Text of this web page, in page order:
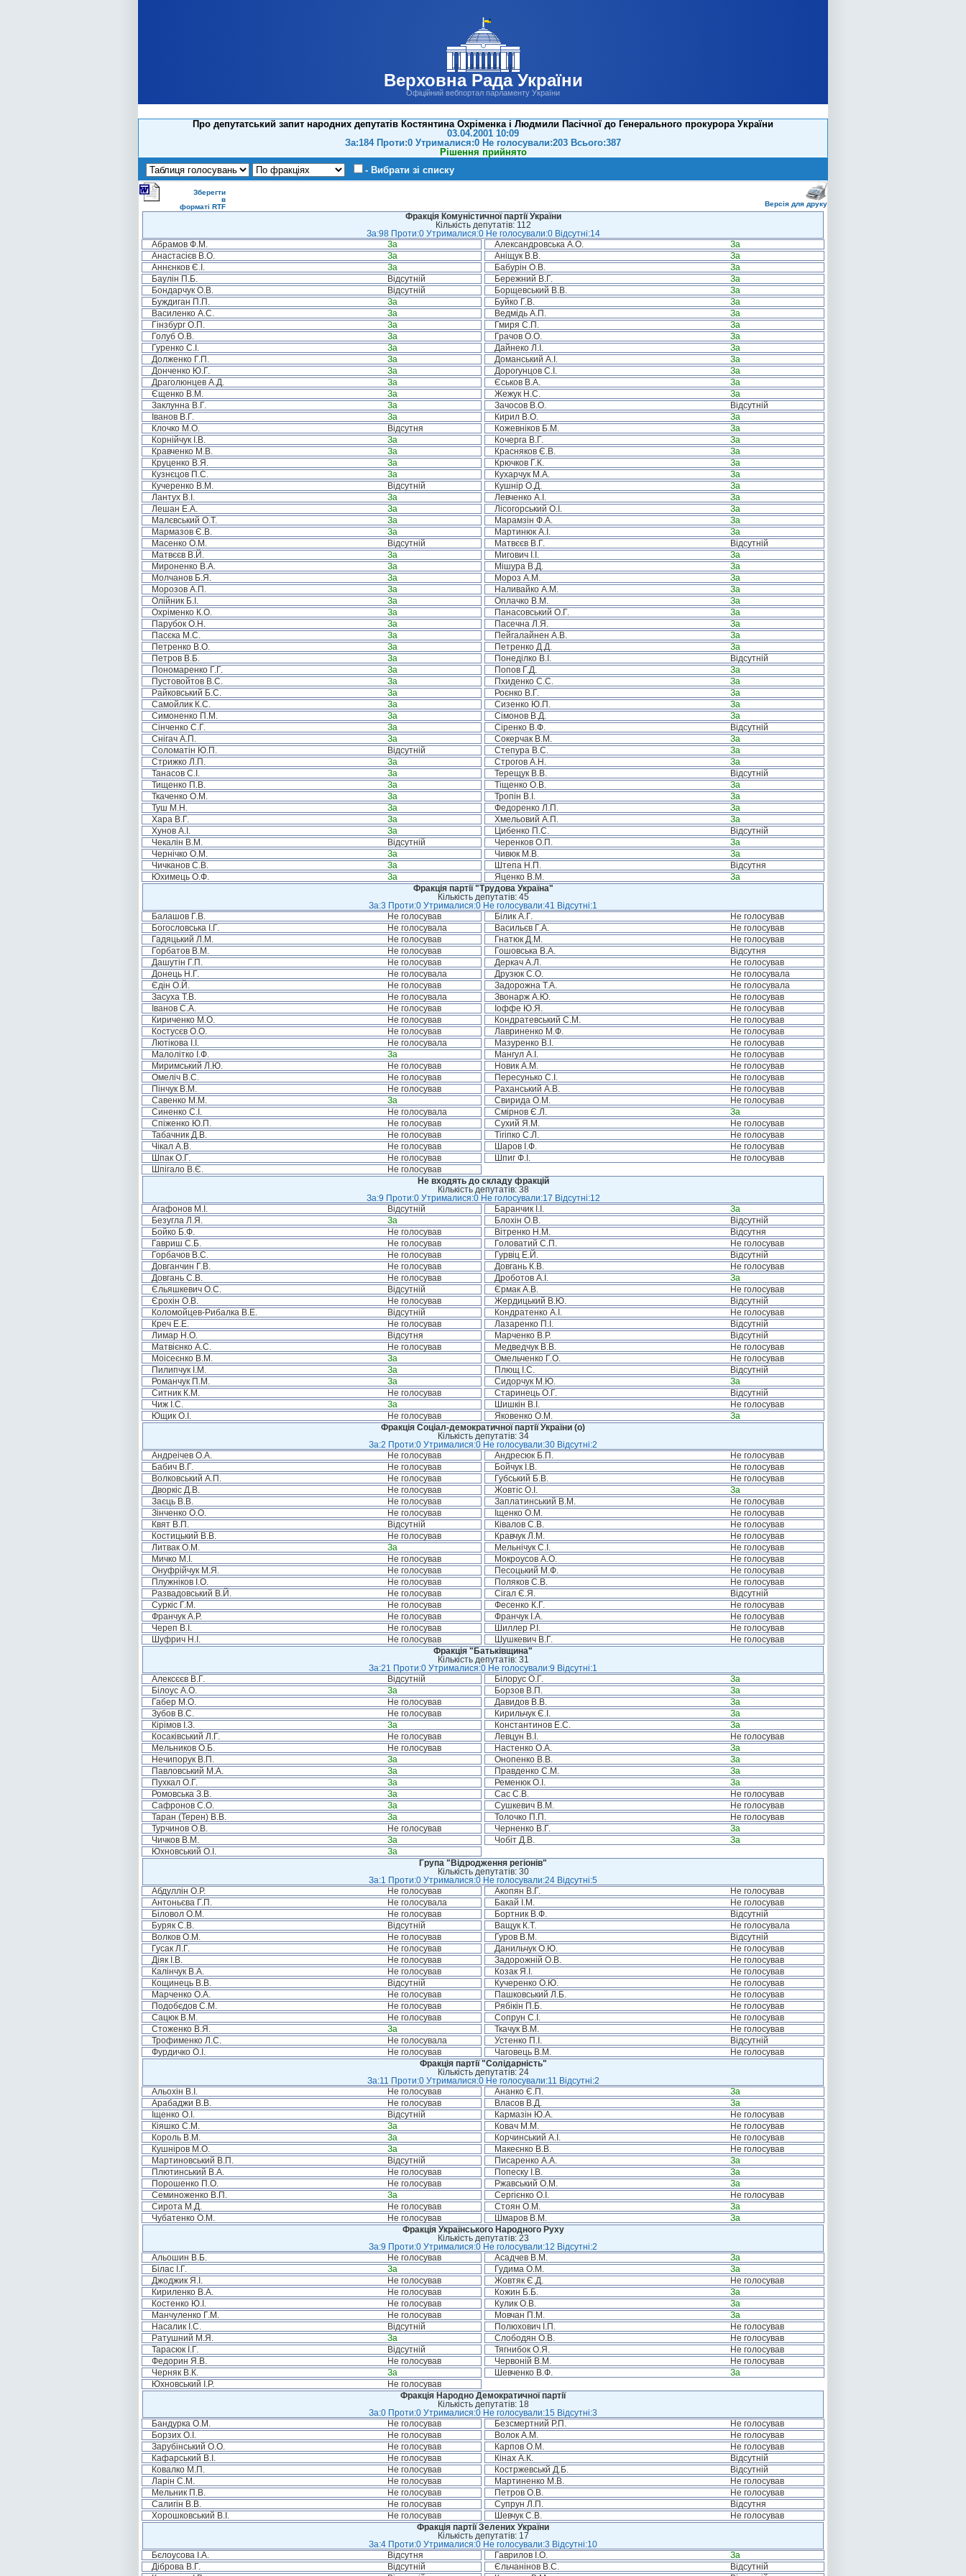
Верховна Рада України
Офіційний вебпортал парламенту України
Про депутатський запит народних депутатів Костянтина Охріменка і Людмили Пасічної до Генерального прокурора України
03.04.2001 10:09
За:184 Проти:0 Утрималися:0 Не голосували:203 Всього:387
Рішення прийнято
- Вибрати зі списку
Зберегти
в
форматі RTF
Версія для друку
Фракція Комуністичної партії України
Кількість депутатів: 112
За:98 Проти:0 Утрималися:0 Не голосували:0 Відсутні:14
Абрамов Ф.М.
За Александровська А.О.
За
Анастасієв В.О.
За Аніщук В.В.
За
Аннєнков Є.І.
За Бабурін О.В.
За
Баулін П.Б.
Відсутній Бережний В.Г.
За
Бондарчук О.В.
Відсутній Борщевський В.В.
За
Буждиган П.П.
За Буйко Г.В.
За
Василенко А.С.
За Ведмідь А.П.
За
Гінзбург О.П.
За Гмиря С.П.
За
Голуб О.В.
За Грачов О.О.
За
Гуренко С.І.
За Дайнеко Л.І.
За
Долженко Г.П.
За Доманський А.І.
За
Донченко Ю.Г.
За Дорогунцов С.І.
За
Драголюнцев А.Д.
За Єськов В.А.
За
Єщенко В.М.
За Жежук Н.С.
За
Заклунна В.Г.
За Зачосов В.О.
Відсутній
Іванов В.Г.
За Кирил В.О.
За
Клочко М.О.
Відсутня Кожевніков Б.М.
За
Корнійчук І.В.
За Кочерга В.Г.
За
Кравченко М.В.
За Красняков Є.В.
За
Круценко В.Я.
За Крючков Г.К.
За
Кузнєцов П.С.
За Кухарчук М.А.
За
Кучеренко В.М.
Відсутній Кушнір О.Д.
За
Лантух В.І.
За Левченко А.І.
За
Лешан Е.А.
За Лісогорський О.І.
За
Малєвський О.Т.
За Марамзін Ф.А.
За
Мармазов Є.В.
За Мартинюк А.І.
За
Масенко О.М.
Відсутній Матвєєв В.Г.
Відсутній
Матвєєв В.Й.
За Мигович І.І.
За
Мироненко В.А.
За Мішура В.Д.
За
Молчанов Б.Я.
За Мороз А.М.
За
Морозов А.П.
За Наливайко А.М.
За
Олійник Б.І.
За Оплачко В.М.
За
Охріменко К.О.
За Панасовський О.Г.
За
Парубок О.Н.
За Пасечна Л.Я.
За
Пасєка М.С.
За Пейгалайнен А.В.
За
Петренко В.О.
За Петренко Д.Д.
За
Петров В.Б.
За Понеділко В.І.
Відсутній
Пономаренко Г.Г.
За Попов Г.Д.
За
Пустовойтов В.С.
За Пхиденко С.С.
За
Райковський Б.С.
За Роєнко В.Г.
За
Самойлик К.С.
За Сизенко Ю.П.
За
Симоненко П.М.
За Сімонов В.Д.
За
Сінченко С.Г.
За Сіренко В.Ф.
Відсутній
Снігач А.П.
За Сокерчак В.М.
За
Соломатін Ю.П.
Відсутній Степура В.С.
За
Стрижко Л.П.
За Строгов А.Н.
За
Танасов С.І.
За Терещук В.В.
Відсутній
Тищенко П.В.
За Тіщенко О.В.
За
Ткаченко О.М.
За Тропін В.І.
За
Туш М.Н.
За Федоренко Л.П.
За
Хара В.Г.
За Хмельовий А.П.
За
Хунов А.І.
За Цибенко П.С.
Відсутній
Чекалін В.М.
Відсутній Черенков О.П.
За
Чернічко О.М.
За Чивюк М.В.
За
Чичканов С.В.
За Штепа Н.П.
Відсутня
Юхимець О.Ф.
За Яценко В.М.
За
Фракція партії "Трудова Україна"
Кількість депутатів: 45
За:3 Проти:0 Утрималися:0 Не голосували:41 Відсутні:1
Балашов Г.В.
Не голосував Білик А.Г.
Не голосував
Богословська І.Г.
Не голосувала Васильєв Г.А.
Не голосував
Гадяцький Л.М.
Не голосував Гнатюк Д.М.
Не голосував
Горбатов В.М.
Не голосував Гошовська В.А.
Відсутня
Дашутін Г.П.
Не голосував Деркач А.Л.
Не голосував
Донець Н.Г.
Не голосувала Друзюк С.О.
Не голосувала
Єдін О.Й.
Не голосував Задорожна Т.А.
Не голосувала
Засуха Т.В.
Не голосувала Звонарж А.Ю.
Не голосував
Іванов С.А.
Не голосував Іоффе Ю.Я.
Не голосував
Кириченко М.О.
Не голосував Кондратевський С.М.
Не голосував
Костусєв О.О.
Не голосував Лавриненко М.Ф.
Не голосував
Лютікова І.І.
Не голосувала Мазуренко В.І.
Не голосував
Малолітко І.Ф.
За Мангул А.І.
Не голосував
Миримський Л.Ю.
Не голосував Новик А.М.
Не голосував
Омеліч В.С.
Не голосував Пересунько С.І.
Не голосував
Пінчук В.М.
Не голосував Раханський А.В.
Не голосував
Савенко М.М.
За Свирида О.М.
Не голосував
Синенко С.І.
Не голосувала Смірнов Є.Л.
За
Спіженко Ю.П.
Не голосував Сухий Я.М.
Не голосував
Табачник Д.В.
Не голосував Тігіпко С.Л.
Не голосував
Чікал А.В.
Не голосував Шаров І.Ф.
Не голосував
Шпак О.Г.
Не голосував Шпиг Ф.І.
Не голосував
Шпігало В.Є.
Не голосував
Не входять до складу фракцій
Кількість депутатів: 38
За:9 Проти:0 Утрималися:0 Не голосували:17 Відсутні:12
Агафонов М.І.
Відсутній Баранчик І.І.
За
Безугла Л.Я.
За Блохін О.В.
Відсутній
Бойко Б.Ф.
Не голосував Вітренко Н.М.
Відсутня
Гавриш С.Б.
Не голосував Головатий С.П.
Не голосував
Горбачов В.С.
Не голосував Гурвіц Е.Й.
Відсутній
Довганчин Г.В.
Не голосував Довгань К.В.
Не голосував
Довгань С.В.
Не голосував Дроботов А.І.
За
Єльяшкевич О.С.
Відсутній Єрмак А.В.
Не голосував
Єрохін О.В.
Не голосував Жердицький В.Ю.
Відсутній
Коломойцев-Рибалка В.Е.
Відсутній Кондратенко А.І.
Не голосував
Креч Е.Е.
Не голосував Лазаренко П.І.
Відсутній
Лимар Н.О.
Відсутня Марченко В.Р.
Відсутній
Матвієнко А.С.
Не голосував Медведчук В.В.
Не голосував
Моісеєнко В.М.
За Омельченко Г.О.
Не голосував
Пилипчук І.М.
За Плющ І.С.
Відсутній
Романчук П.М.
За Сидорчук М.Ю.
За
Ситник К.М.
Не голосував Старинець О.Г.
Відсутній
Чиж І.С.
За Шишкін В.І.
Не голосував
Ющик О.І.
Не голосував Яковенко О.М.
За
Фракція Соціал-демократичної партії України (о)
Кількість депутатів: 34
За:2 Проти:0 Утрималися:0 Не голосували:30 Відсутні:2
Андреічев О.А.
Не голосував Андресюк Б.П.
Не голосував
Бабич В.Г.
Не голосував Бойчук І.В.
Не голосував
Волковський А.П.
Не голосував Губський Б.В.
Не голосував
Дворкіс Д.В.
Не голосував Жовтіс О.І.
За
Заєць В.В.
Не голосував Заплатинський В.М.
Не голосував
Зінченко О.О.
Не голосував Іщенко О.М.
Не голосував
Квят В.П.
Відсутній Ківалов С.В.
Не голосував
Костицький В.В.
Не голосував Кравчук Л.М.
Не голосував
Литвак О.М.
За Мельнічук С.І.
Не голосував
Мичко М.І.
Не голосував Мокроусов А.О.
Не голосував
Онуфрійчук М.Я.
Не голосував Песоцький М.Ф.
Не голосував
Плужніков І.О.
Не голосував Поляков С.В.
Не голосував
Развадовський В.Й.
Не голосував Сігал Є.Я.
Відсутній
Суркіс Г.М.
Не голосував Фесенко К.Г.
Не голосував
Франчук А.Р.
Не голосував Франчук І.А.
Не голосував
Череп В.І.
Не голосував Шиллер Р.І.
Не голосував
Шуфрич Н.І.
Не голосував Шушкевич В.Г.
Не голосував
Фракція "Батьківщина"
Кількість депутатів: 31
За:21 Проти:0 Утрималися:0 Не голосували:9 Відсутні:1
Алексєєв В.Г.
Відсутній Білорус О.Г.
За
Білоус А.О.
За Борзов В.П.
За
Габер М.О.
Не голосував Давидов В.В.
За
Зубов В.С.
Не голосував Кирильчук Є.І.
За
Кірімов І.З.
За Константинов Е.С.
За
Косаківський Л.Г.
Не голосував Левцун В.І.
Не голосував
Мельников О.Б.
Не голосував Настенко О.А.
За
Нечипорук В.П.
За Онопенко В.В.
За
Павловський М.А.
За Правденко С.М.
За
Пухкал О.Г.
За Ременюк О.І.
За
Ромовська З.В.
За Сас С.В.
Не голосував
Сафронов С.О.
За Сушкевич В.М.
Не голосував
Таран (Терен) В.В.
За Толочко П.П.
Не голосував
Турчинов О.В.
Не голосував Черненко В.Г.
За
Чичков В.М.
За Чобіт Д.В.
За
Юхновський О.І.
За
Група "Відродження регіонів"
Кількість депутатів: 30
За:1 Проти:0 Утрималися:0 Не голосували:24 Відсутні:5
Абдуллін О.Р.
Не голосував Акопян В.Г.
Не голосував
Антоньєва Г.П.
Не голосувала Бакай І.М.
Не голосував
Біловол О.М.
Не голосував Бортник В.Ф.
Відсутній
Буряк С.В.
Відсутній Ващук К.Т.
Не голосувала
Волков О.М.
Не голосував Гуров В.М.
Відсутній
Гусак Л.Г.
Не голосував Данильчук О.Ю.
Не голосував
Діяк І.В.
Не голосував Задорожній О.В.
Не голосував
Калінчук В.А.
Не голосував Козак Я.І.
Не голосував
Кощинець В.В.
Відсутній Кучеренко О.Ю.
Не голосував
Марченко О.А.
Не голосував Пашковський Л.Б.
Не голосував
Подобєдов С.М.
Не голосував Рябікін П.Б.
Не голосував
Сацюк В.М.
Не голосував Сопрун С.І.
Не голосував
Стоженко В.Я.
За Ткачук В.М.
Не голосував
Трофименко Л.С.
Не голосувала Устенко П.І.
Відсутній
Фурдичко О.І.
Не голосував Чаговець В.М.
Не голосував
Фракція партії "Солідарність"
Кількість депутатів: 24
За:11 Проти:0 Утрималися:0 Не голосували:11 Відсутні:2
Альохін В.І.
Не голосував Ананко Є.П.
За
Арабаджи В.В.
Не голосував Власов В.Д.
За
Іщенко О.І.
Відсутній Кармазін Ю.А.
Не голосував
Кіяшко С.М.
За Ковач М.М.
Не голосував
Король В.М.
За Корчинський А.І.
Не голосував
Кушніров М.О.
За Макеєнко В.В.
Не голосував
Мартиновський В.П.
Відсутній Писаренко А.А.
За
Плютинський В.А.
Не голосував Попеску І.В.
За
Порошенко П.О.
Не голосував Ржавський О.М.
За
Семиноженко В.П.
За Сергієнко О.І.
Не голосував
Сирота М.Д.
Не голосував Стоян О.М.
За
Чубатенко О.М.
Не голосував Шмаров В.М.
За
Фракція Українського Народного Руху
Кількість депутатів: 23
За:9 Проти:0 Утрималися:0 Не голосували:12 Відсутні:2
Альошин В.Б.
Не голосував Асадчев В.М.
За
Білас І.Г.
За Гудима О.М.
За
Джоджик Я.І.
Не голосував Жовтяк Є.Д.
Не голосував
Кириленко В.А.
Не голосував Кожин Б.Б.
За
Костенко Ю.І.
Не голосував Кулик О.В.
За
Манчуленко Г.М.
Не голосував Мовчан П.М.
За
Насалик І.С.
Відсутній Полюхович І.П.
Не голосував
Ратушний М.Я.
За Слободян О.В.
Не голосував
Тарасюк І.Г.
Відсутній Тягнибок О.Я.
Не голосував
Федорин Я.В.
Не голосував Червоній В.М.
Не голосував
Черняк В.К.
За Шевченко В.Ф.
За
Юхновський І.Р.
Не голосував
Фракція Народно Демократичної партії
Кількість депутатів: 18
За:0 Проти:0 Утрималися:0 Не голосували:15 Відсутні:3
Бандурка О.М.
Не голосував Безсмертний Р.П.
Не голосував
Борзих О.І.
Не голосував Волок А.М.
Не голосував
Зарубінський О.О.
Не голосував Карпов О.М.
Не голосував
Кафарський В.І.
Не голосував Кінах А.К.
Відсутній
Ковалко М.П.
Не голосував Костржевськй Д.Б.
Відсутній
Ларін С.М.
Не голосував Мартиненко М.В.
Не голосував
Мельник П.В.
Не голосував Петров О.В.
Не голосував
Салигін В.В.
Не голосував Супрун Л.П.
Відсутня
Хорошковський В.І.
Не голосував Шевчук С.В.
Не голосував
Фракція партії Зелених України
Кількість депутатів: 17
За:4 Проти:0 Утрималися:0 Не голосували:3 Відсутні:10
Бєлоусова І.А.
Відсутня Гаврилов І.О.
За
Діброва В.Г.
Відсутній Єльчанінов В.С.
Відсутній